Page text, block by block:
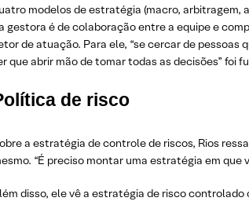
modelos de estratégia (macro, arbitragem,
gestora é de colaboração entre a equipe e
de atuação. Para ele, “se cercar de
que abrir mão de tomar todas as decisões” foi
de risco
a estratégia de controle de riscos, Rios
“É preciso montar uma estratégia em que
disso, ele vê a estratégia de risco